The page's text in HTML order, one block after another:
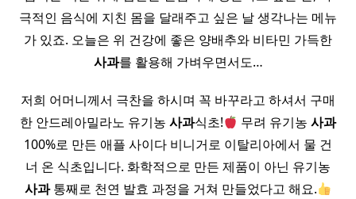
극적인 음식에 지친 몸을 달래주고 싶은 날 생각나는 메뉴
가 있죠. 오늘은 위 건강에 좋은 양배추와 비타민 가득한
사과를 활용해 가벼우면서도…
저희 어머니께서 극찬을 하시며 꼭 바꾸라고 하셔서 구매
한 안드레아밀라노 유기농 사과식초! 무려 유기농사과
100%로 만든 애플 사이다 비니거로 이탈리아에서 물 건
너 온 식초입니다. 화학적으로 만든 제품이 아닌 유기농
사과통째로 천연 발효 과정을 거쳐 만들었다고 해요.